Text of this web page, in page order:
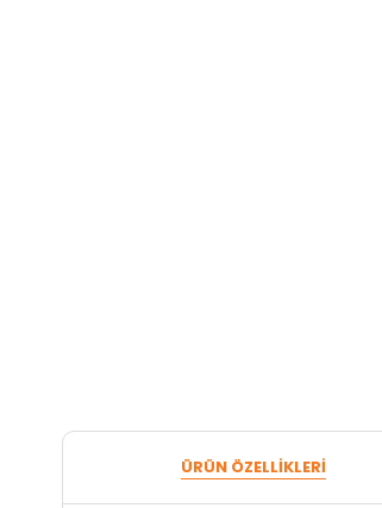
ÜRÜN ÖZELLIKLERI